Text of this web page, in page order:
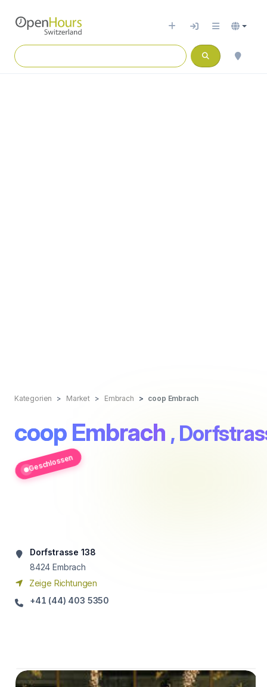
Kategorien Market Embrach coop Embrach
coop Embrach ,
Geschlossen
Dorfstrasse 138
8424 Embrach
Zeige Richtungen
+41 (44) 403 5350